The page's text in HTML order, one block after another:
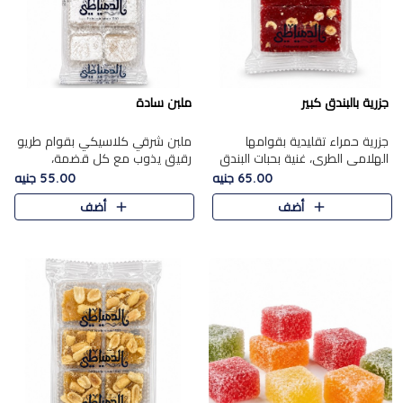
جزرية بالبندق كبير
جزرية حمراء تقليدية بقوامها
الهلامي الطري، غنية بحبات البندق
الفاخرة التي تضيف قرمشة راقية
إلى قوامها الناعم، لتقدم مزيجًا
متوازنًا من النكه..
65.00 جنيه
أضف
ملبن سادة
ملبن شرقي كلاسيكي بقوام طريو
رقيق يذوب مع كل قضمة،
مغطى بطبقة ناعمة من السكر
البودرة ليقدم المذاق الأصيل الذي
ارتبط بحلويات المولد التقليدي..
55.00 جنيه
أضف